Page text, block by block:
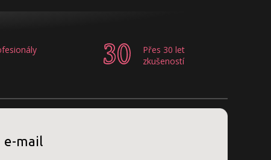
Přes 30 let
zkušeností
e-mail